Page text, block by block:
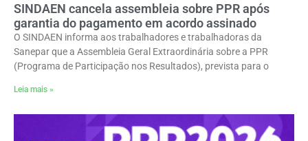
SINDAEN cancela assembleia sobre PPR após
garantia do pagamento em acordo assinado
O SINDAEN informa aos trabalhadores e trabalhadoras da
Sanepar que a Assembleia Geral Extraordinária sobre a PPR
(Programa de Participação nos Resultados), prevista para o
Leia mais »